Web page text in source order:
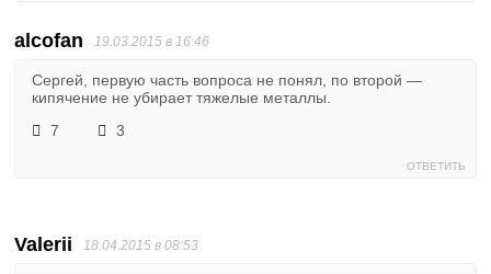
alcofan 19.03.2015 в 16:46
Сергей, первую часть вопроса не понял, по второй —
кипячение не убирает тяжелые металлы.
7
3
ОТВЕТИТЬ
Valerii 18.04.2015 в 08:53